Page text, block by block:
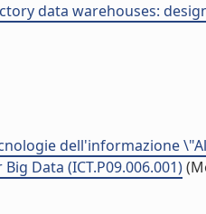
data warehouses:
dell'informazione
Data (ICT.P09.006.001)